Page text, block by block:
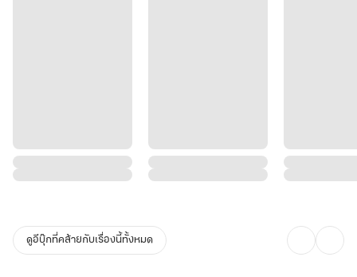
ดูอีบุ๊กที่คล้ายกับเรื่องนี้ทั้งหมด